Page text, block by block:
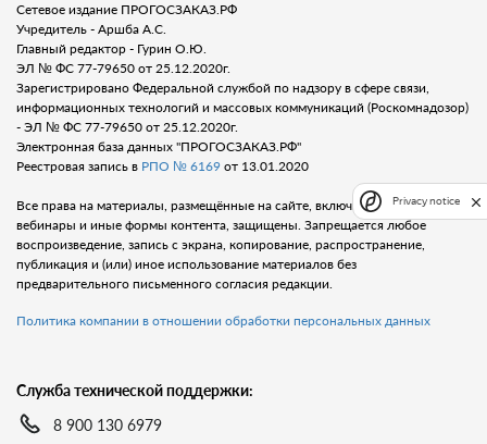
Сетевое издание ПРОГОСЗАКАЗ.РФ
Учредитель - Аршба А.С.
Главный редактор - Гурин О.Ю.
ЭЛ № ФС 77-79650 от 25.12.2020г.
Зарегистрировано Федеральной службой по надзору в сфере связи,
информационных технологий и массовых коммуникаций (Роскомнадозор)
- ЭЛ № ФС 77-79650 от 25.12.2020г.
Электронная база данных "ПРОГОСЗАКАЗ.РФ"
Реестровая запись в РПО № 6169 от 13.01.2020
Все права на материалы, размещённые на сайте, включая тексты, видео,
вебинары и иные формы контента, защищены. Запрещается любое
воспроизведение, запись с экрана, копирование, распространение,
публикация и (или) иное использование материалов без
предварительного письменного согласия редакции.
Политика компании в отношении обработки персональных данных
Служба технической поддержки:
8 900 130 6979
Privacy notice